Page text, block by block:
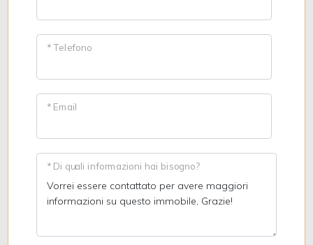
* Telefono
* Email
* Di quali informazioni hai bisogno?